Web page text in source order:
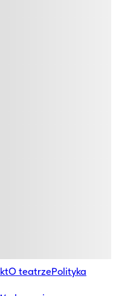
O teatrzePolityka